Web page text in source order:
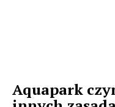
Aquapark